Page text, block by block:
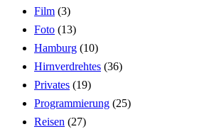
Film (3)
Foto (13)
Hamburg (10)
Hirnverdrehtes (36)
Privates (19)
Programmierung (25)
Reisen (27)